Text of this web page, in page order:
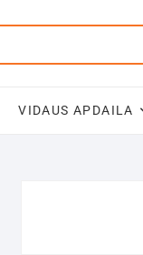
VIDAUS APDAILA